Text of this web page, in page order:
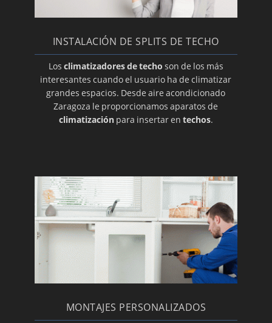
Instalamos su equipo Panasonic
Reparación del termostato de su aire
Instalamos su aire Toshiba
Recambios de todas las marcas de aire
acondicionado
Conductos a medida para su aire
acondicionado
acondicionado
Venta de limpiadores de aire acondicionado
Expertos en la reparación de su aire
Instalación de su aire acondicionado Daikin
Repuestos: un condensador para su aire
acondicionado
Aire acondicionado en Zaragoza
INSTALACIÓN DE SPLITS DE TECHO
Los climatizadores de techo son de los más
interesantes cuando el usuario ha de climatizar
grandes espacios. Desde aire acondicionado
Zaragoza le proporcionamos aparatos de
climatizaciónpara insertar en techos.
MONTAJES PERSONALIZADOS